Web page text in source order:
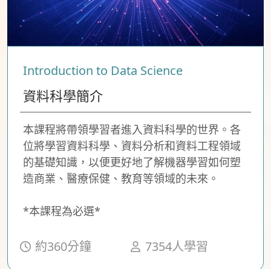
Introduction to Data Science
資料科學簡介
本課程將帶領學習者進入資料科學的世界。各
位將學習資料科學、資料分析和資料工程領域
的基礎知識，以便更好地了解機器學習如何塑
造商業、醫療保健、教育等領域的未來。
*本課程為必選*
約360分鐘 7354人學習